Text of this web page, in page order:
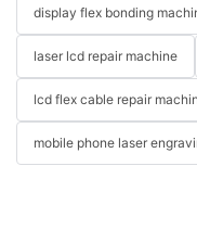
display flex bonding
laser lcd repair machine
lcd flex cable repair
mobile phone laser